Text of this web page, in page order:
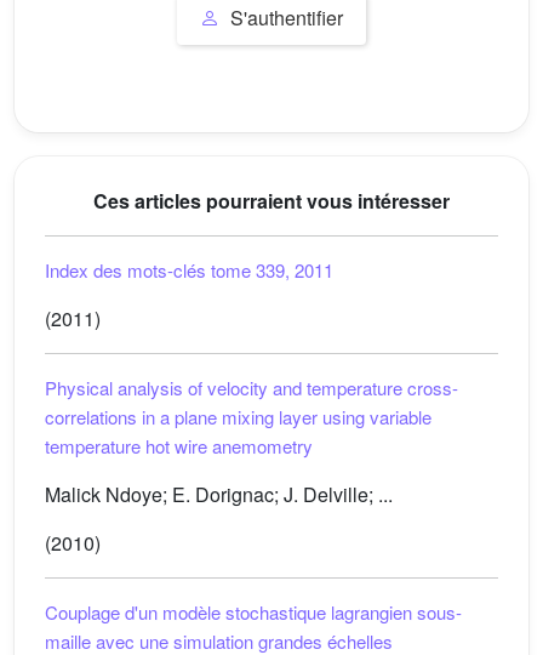
S'authentifier
Ces articles pourraient vous intéresser
Index des mots-clés tome 339, 2011
(2011)
Physical analysis of velocity and temperature cross-
correlations in a plane mixing layer using variable
temperature hot wire anemometry
Malick Ndoye; E. Dorignac; J. Delville; ...
(2010)
Couplage d'un modèle stochastique lagrangien sous-
maille avec une simulation grandes échelles